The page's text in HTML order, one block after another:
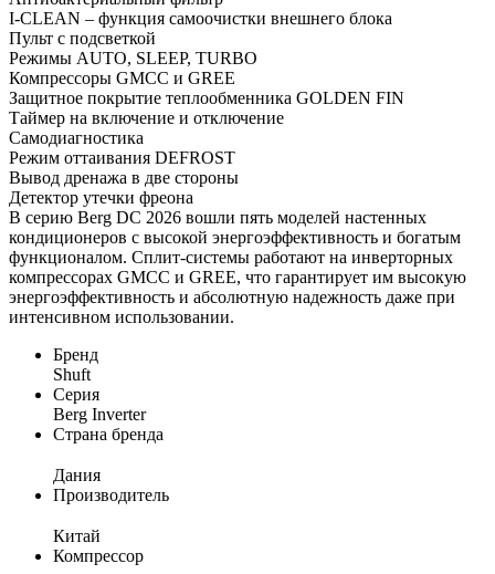
I-CLEAN – функция самоочистки внешнего блока
Пульт с подсветкой
Режимы AUTO, SLEEP, TURBO
Компрессоры GMCC и GREE
Защитное покрытие теплообменника GOLDEN FIN
Таймер на включение и отключение
Самодиагностика
Режим оттаивания DEFROST
Вывод дренажа в две стороны
Детектор утечки фреона
В серию Berg DC 2026 вошли пять моделей настенных
кондиционеров с высокой энергоэффективность и богатым
функционалом. Сплит-системы работают на инверторных
компрессорах GMCC и GREE, что гарантирует им высокую
энергоэффективность и абсолютную надежность даже при
интенсивном использовании.
Бренд
Shuft
Серия
Berg Inverter
Страна бренда
Дания
Производитель
Китай
Компрессор